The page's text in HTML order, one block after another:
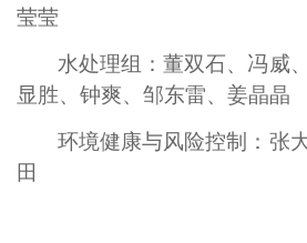
莹莹
水处理组：董双石、冯威
显胜、钟爽、邹东雷、 姜晶晶
环境健康与风险控制：张
田